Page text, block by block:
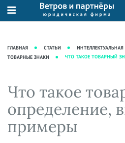
О нас
Рекомендации
Преимущества юридической
фирмы
Кейсы
Вакансии
Юридические услуги
Интеллектуальная
Налоговая практика
Сопровождение бизнеса
Ведение уголовных дел
Защита активов
База знаний
практики"
Новости
Аудиоподкасты
Видеоподкасты
Справочная
ГЛАВНАЯ СТАТЬИ
ТОВАРНЫЕ ЗНАКИ
ЧТО ТАКОЕ ТОВАРНЫЙ
Что такое
определение,
примеры